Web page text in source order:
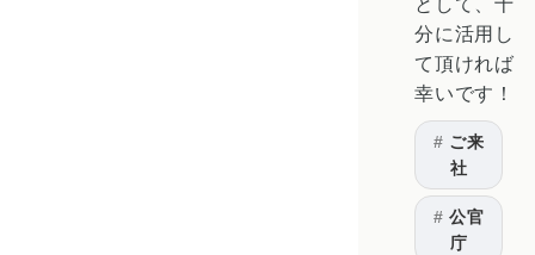
分に活用し
て頂ければ
幸いです！
ご来
社
公官
庁